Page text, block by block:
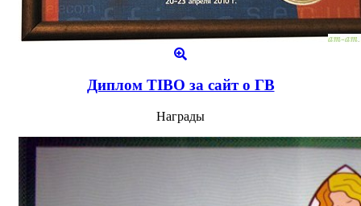
Диплом TIBO за сайт о ГВ
Награды